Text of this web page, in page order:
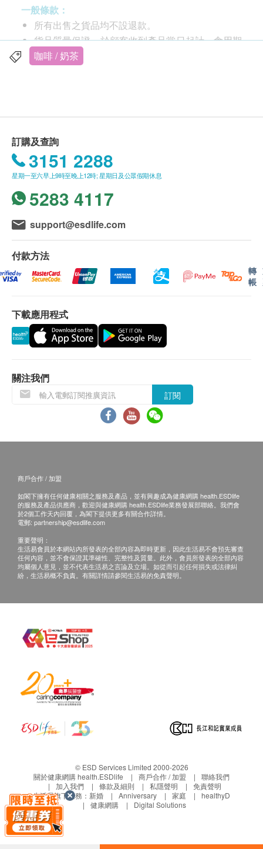
全天的卡路里燃燒並支持減輕體重，讓您感覺更
飽，因此它有助於抑制飢餓感並減少卡路里攝入
量。
獨門的烘焙技術鎖定咖啡豆的香氣，從而保留咖啡
的最佳風味。 Xndo摩卡咖啡香氣四溢，選材自優
1小袋咖啡加入約100ml熱水，攪拌後便可享用。
存儲
存放於陰涼乾燥處。避免陽光直射。
一般條款：
所有出售之貨品均不設退款。
貨品質量保證，於顧客收到產品當日起計，食用期
應最少有12個月或以上。
購買LAC及Xndo產品總額滿HK$350，即可享本地
免費送貨服務。賬單總額未滿HK$350需附加
HK$50運費。
我們將於確定訂單後1-3個工作天內安排發貨。
不排除運送時間會因節日而有所影響。當八號烈風
訊號懸掛或黑色暴雨警告生效時，送貨服務時間將
會延遲。
所有訂單須視乎相關貨品的供應情況再作最後確
認。倘若健康網購health.ESDlife未能提供任何訂
單上的貨品，健康網購health.ESDlife有權拒絕接
客再作安排。
退換條款：
有損毀情況，一經確認簽收，恕不接受退換。
退換產品必須包裝完整，如退換之產品有任何殘缺
或過期退回，供應商有權不受理。
如有其他損壞或遺漏查詢，顧客必須保留有效收據
咖啡 / 奶茶
訂購及查詢
3151 2288
星期一至六早上9時至晚上12時; 星期日及公眾假期休息
5283 4117
support@esdlife.com
付款方法
轉
帳
下載應用程式
關注我們
訂閱
商戶合作 / 加盟
如閣下擁有任何健康相關之服務及產品，並有興趣成為健康網購 health.ESDlife
的服務及產品供應商，歡迎與健康網購 health.ESDlife業務發展部聯絡。我們會
於2個工作天內回覆，為閣下提供更多有關合作詳情。
電郵: partnership@esdlife.com
重要聲明：
生活易會員於本網站內所發表的全部內容為即時更新，因此生活易不會預先審查
任何內容，並不會保證其準確性、完整性及質量。此外，會員所發表的全部內容
均屬個人意見，並不代表生活易之言論及立場。如從而引起任何損失或法律糾
紛，生活易概不負責。有關詳情請參閱生活易的免責聲明。
© ESD Services Limited 2000-2026
關於健康網購 health.ESDlife
商戶合作 / 加盟
聯絡我們
加入我們
條款及細則 私隱聲明
免責聲明
生活易旗下業務： 新婚 Anniversary 家庭
healthyD
健康網購
Digital Solutions